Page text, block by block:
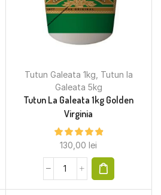
Tutun Galeata 1kg Tutun la
Galeata 5kg
Tutun La Galeata 1kg Golden
Virginia
130,00lei